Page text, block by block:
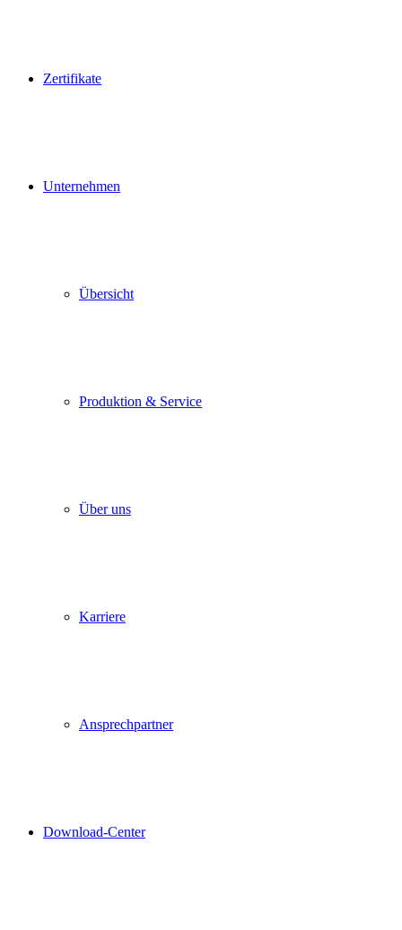
Zertifikate
Unternehmen
Übersicht
Produktion & Service
Über uns
Karriere
Ansprechpartner
Download-Center